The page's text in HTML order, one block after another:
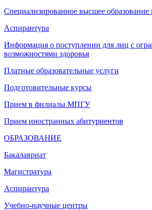
Специализированное высшее образование
Аспирантура
Информация о поступлении для лиц с
возможностями здоровья
Платные образовательные услуги
Подготовительные курсы
Прием в филиалы МПГУ
Прием иностранных абитуриентов
ОБРАЗОВАНИЕ
Бакалавриат
Магистратура
Аспирантура
Учебно-научные центры